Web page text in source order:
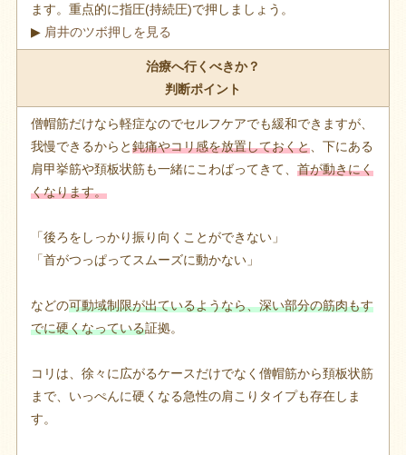
ます。重点的に指圧(持続圧)で押しましょう。
▶ 肩井のツボ押しを見る
治療へ行くべきか？
判断ポイント
僧帽筋だけなら軽症なのでセルフケアでも緩和できますが、
我慢できるからと鈍痛やコリ感を放置しておくと、下にある
肩甲挙筋や頚板状筋も一緒にこわばってきて、 首が動きにく
くなります。
「後ろをしっかり振り向くことができない」
「首がつっぱってスムーズに動かない」
などの可動域制限が出ているようなら、深い部分の筋肉もす
でに硬くなっている証拠。
コリは、徐々に広がるケースだけでなく僧帽筋から頚板状筋
まで、いっぺんに硬くなる急性の肩こりタイプも存在しま
す。